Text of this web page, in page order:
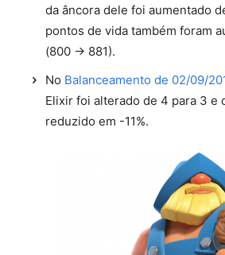
da âncora dele foi aumentado
pontos de vida também foram
(800 → 881).
No Balanceamento de 02/09/
Elixir foi alterado de 4 para 3 e
reduzido em -11%.